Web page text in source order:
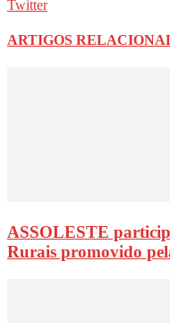
Twitter
ARTIGOS
ASSOLESTE
Rurais promovido